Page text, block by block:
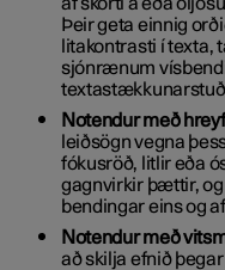
Þeir geta einnig
litakontrasti í texta,
sjónrænum
Notendur með
leiðsögn vegna
fókusröð, litlir eða
gagnvirkir þættir,
bendingar eins og
Notendur með
að skilja efnið